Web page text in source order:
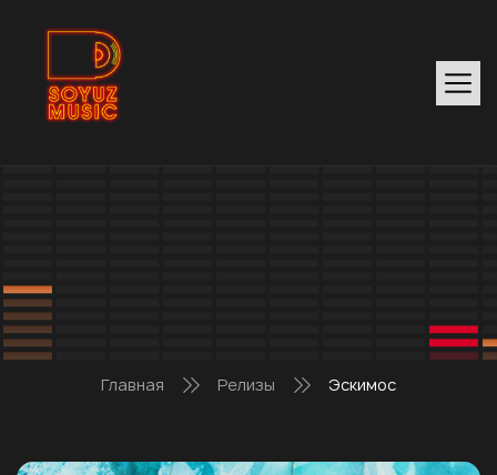
Главная Релизы Эскимос